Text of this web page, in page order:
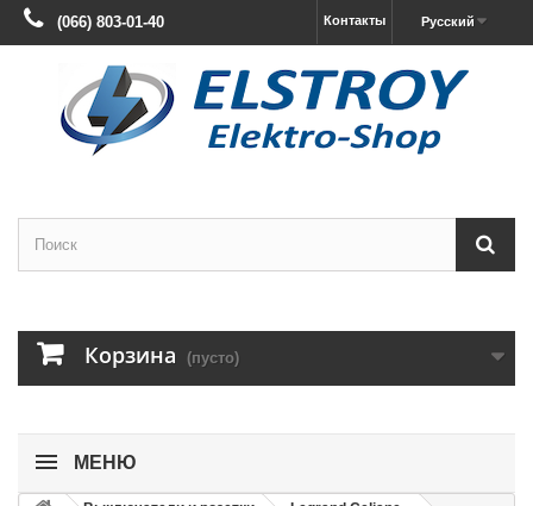
Русский
Контакты
(066) 803-01-40
Корзина (пусто)
МЕНЮ